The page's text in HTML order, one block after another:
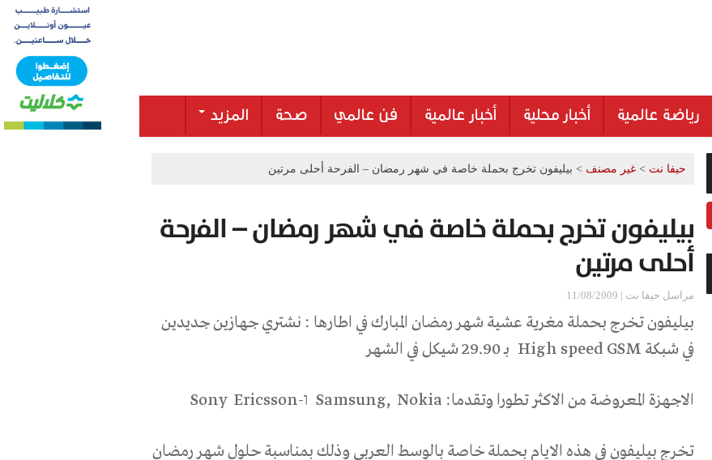
رياضة عالمية أخبار محلية أخبار عالمية فن عالمي صحة المزيد
حيفا نت > غير مصنف > بيليفون تخرج بحملة خاصة في شهر رمضان – الفرحة أحلى مرتين
بيليفون تخرج بحملة خاصة في شهر رمضان – الفرحة
أحلى مرتين
مراسل حيفا نت | 11/08/2009
بيليفون تخرج بحملة مغرية عشية شهر رمضان المبارك في اطارها : نشتري جهازين جديدين
في شبكة High speed GSM بـ 29.90 شيكل في الشهر
الاجهزة المعروضة من الاكثر تطورا وتقدما: Samsung, Nokia ו- Sony Ericsson
تخرج بيليفون في هذه الايام بحملة خاصة بالوسط العربي وذلك بمناسبة حلول شهر رمضان